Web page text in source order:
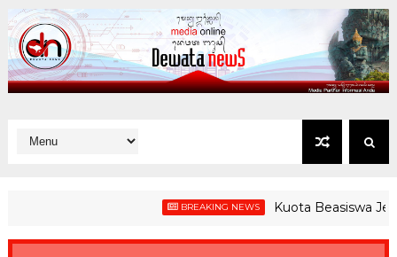
BREAKING NEWS Kuota Beasiswa